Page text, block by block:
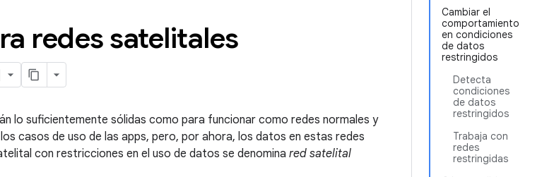
Cambiar el
comportamiento
en condiciones
de datos
restringidos
Detecta
condiciones
de datos
restringidos
Trabaja con
redes
restringidas
redes satelitales
lo suficientemente sólidas como para funcionar como redes normales y
casos de uso de las apps, pero, por ahora, los datos en estas redes
con restricciones en el uso de datos se denomina red satelital